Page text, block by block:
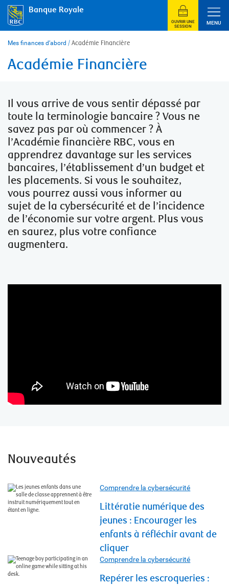
content
Banque Royale
OUVRIR UNE
SESSION
MENU
Mes finances d’abord / Académie Financière
Académie Financière
Il vous arrive de vous sentir dépassé par
toute la terminologie bancaire ? Vous ne
savez pas par où commencer ? À
l’Académie financière RBC, vous en
apprendrez davantage sur les services
bancaires, l’établissement d’un budget et
les placements. Si vous le souhaitez,
vous pourrez aussi vous informer au
sujet de la cybersécurité et de l’incidence
de l’économie sur votre argent. Plus vous
en saurez, plus votre confiance
augmentera.
Nouveautés
Comprendre la cybersécurité
Littératie numérique des
jeunes : Encourager les
enfants à réfléchir avant de
cliquer
Comprendre la cybersécurité
Repérer les escroqueries :